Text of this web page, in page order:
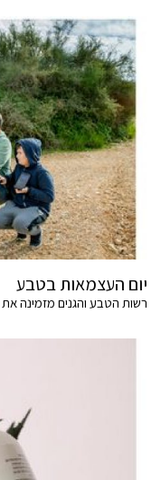
יום העצמאות בטבע
רשות הטבע והגנים מזמינה את